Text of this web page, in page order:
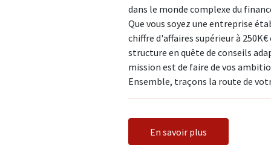
dans le monde complexe du
Que vous soyez une entreprise
chiffre d'affaires supérieur à
structure en quête de conseils
mission est de faire de vos
Ensemble, traçons la route de
En savoir plus